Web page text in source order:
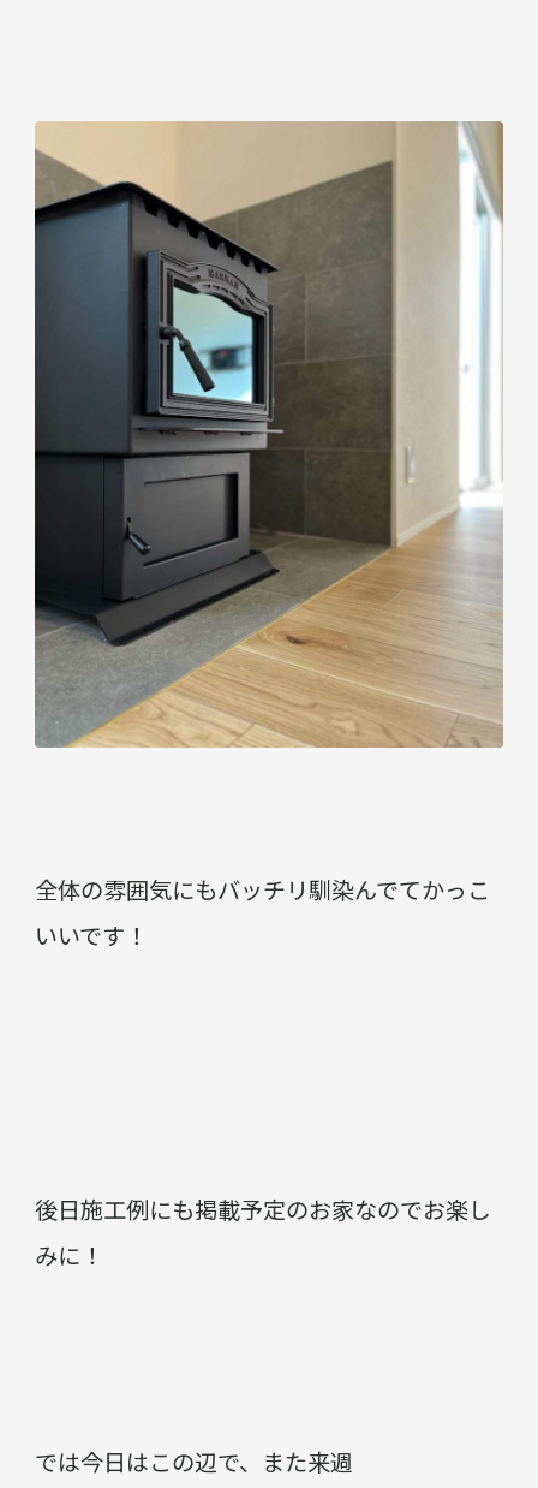
全体の雰囲気にもバッチリ馴染んでてかっこ
いいです！
後日施工例にも掲載予定のお家なのでお楽し
みに！
では今日はこの辺で、また来週